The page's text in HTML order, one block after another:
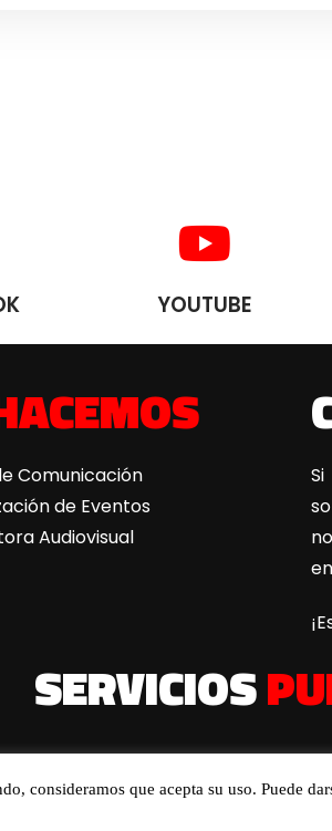
YOUTUBE
Comunicación
de Eventos
Audiovisual
SERVICIOS
consideramos que acepta su uso. Puede